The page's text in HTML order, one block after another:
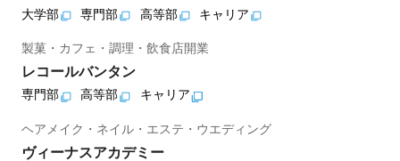
大学部 専門部 高等部 キャリア
製菓・カフェ・調理・飲食店開業
レコールバンタン
専門部 高等部 キャリア
ヘアメイク・ネイル・エステ・ウエディング
ヴィーナスアカデミー